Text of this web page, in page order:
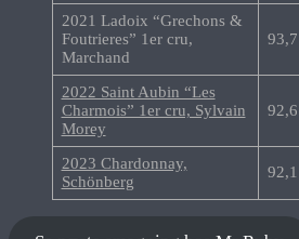
2021 Ladoix “Grechons &
Foutrieres” 1er cru,
Marchand
93,7
2022 Saint Aubin “Les
Charmois” 1er cru, Sylvain
Morey
92,6
2023 Chardonnay,
Schönberg
92,1